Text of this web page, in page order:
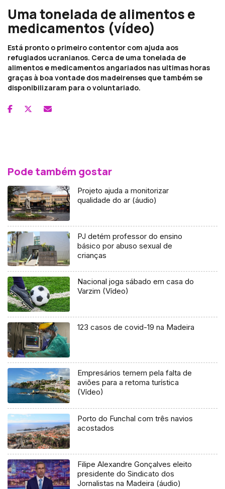
Uma tonelada de alimentos e
medicamentos (vídeo)
Está pronto o primeiro contentor com ajuda aos
refugiados ucranianos. Cerca de uma tonelada de
alimentos e medicamentos angariados nas ultimas horas
graças à boa vontade dos madeirenses que também se
disponibilizaram para o voluntariado.
Pode também gostar
Projeto ajuda a monitorizar
qualidade do ar (áudio)
PJ detém professor do ensino
básico por abuso sexual de
crianças
Nacional joga sábado em casa do
Varzim (Vídeo)
123 casos de covid-19 na Madeira
Empresários temem pela falta de
aviões para a retoma turística
(Vídeo)
Porto do Funchal com três navios
acostados
Filipe Alexandre Gonçalves eleito
presidente do Sindicato dos
Jornalistas na Madeira (áudio)